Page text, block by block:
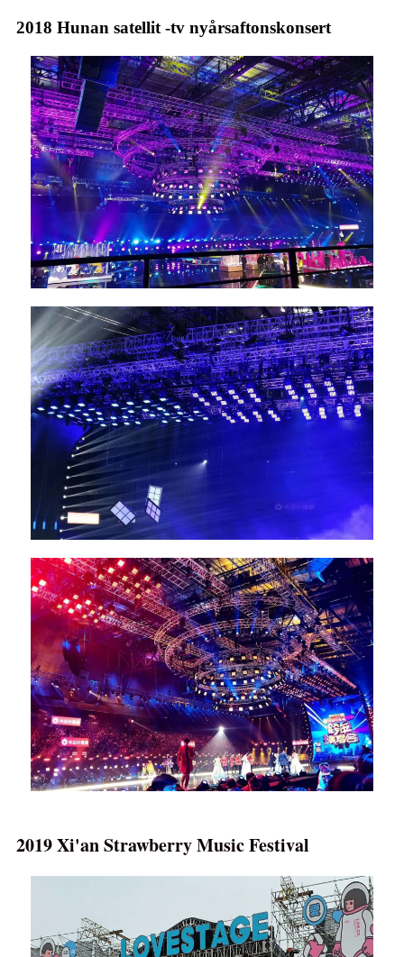
2018 Hunan satellit -tv nyårsaftonskonsert
2019 Xi'an Strawberry Music Festival